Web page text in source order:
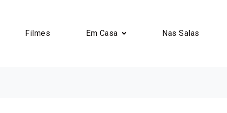
Filmes Em Casa Nas Salas